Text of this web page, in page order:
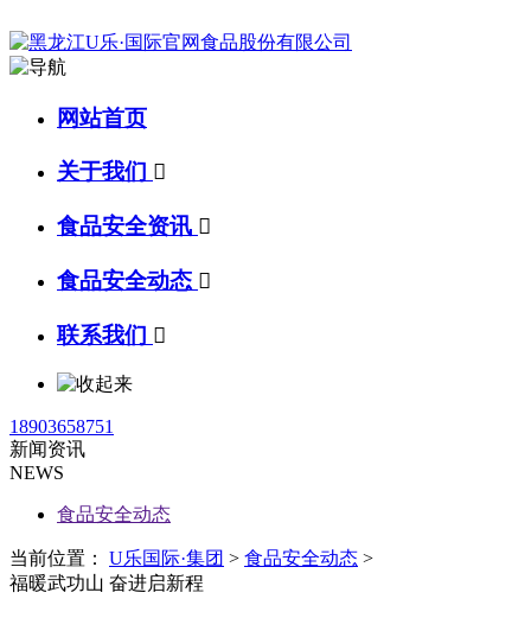
网站首页
关于我们 
食品安全资讯 
食品安全动态 
联系我们 
18903658751
新闻资讯
NEWS
食品安全动态
当前位置： U乐国际·集团 > 食品安全动态 >
福暖武功山 奋进启新程